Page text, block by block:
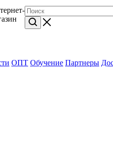
ОПТ Обучение Партнеры